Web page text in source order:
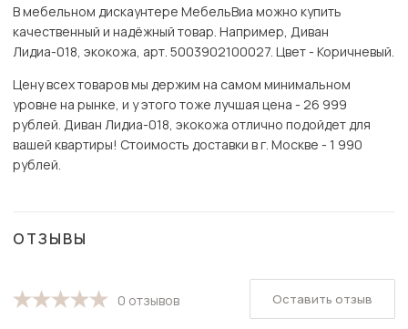
В мебельном дискаунтере МебельВиа можно купить
качественный и надёжный товар. Например, Диван
Лидиа-018, экокожа, арт. 5003902100027. Цвет - Коричневый.
Цену всех товаров мы держим на самом минимальном
уровне на рынке, и у этого тоже лучшая цена - 26 999
рублей. Диван Лидиа-018, экокожа отлично подойдет для
вашей квартиры! Стоимость доставки в г. Москве - 1 990
рублей.
ОТЗЫВЫ
0 отзывов Оставить отзыв